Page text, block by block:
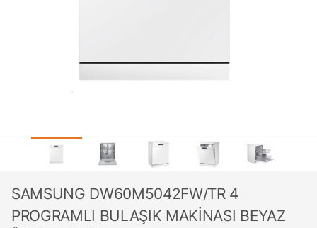
SAMSUNG DW60M5042FW/TR 4
PROGRAMLI BULAŞIK MAKİNASI BEYAZ